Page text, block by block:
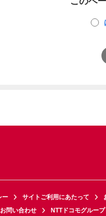
ー サイトご利用にあたって
お問い合わせ NTTドコモグループ